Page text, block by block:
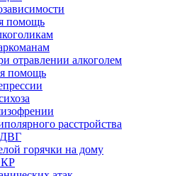
помощь
отравлении алкоголем
помощь
расстройства
горячки на дому